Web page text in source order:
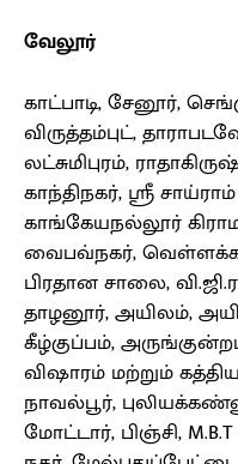
வேலூர்
காட்பாடி, சேனூர்,
விருத்தம்புட்,
லட்சுமிபுரம்,
காந்திநகர், ஸ்ரீ
காங்கேயநல்லூர்
வைபவ்நகர்,
பிரதான சாலை,
தாழனூர், அயிலம்,
கீழ்குப்பம்,
விஷாரம் மற்றும்
நாவல்பூர்,
மோட்டார், பிஞ்சி,